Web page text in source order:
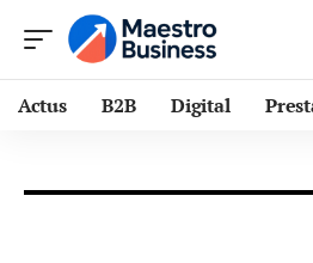
Actus B2B Digital